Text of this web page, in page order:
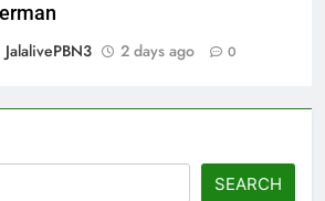
JalalivePBN3
2 days ago 0
SEARCH